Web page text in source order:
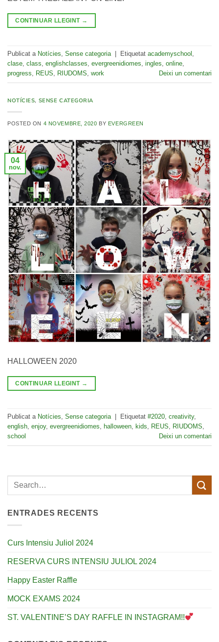
CONTINUAR LLEGINT →
Publicat a Notícies, Sense categoria Etiquetat academyschool ,
clase, class, englishclasses, evergreenidiomes, ingles, online,
progress, REUS, RIUDOMS, work Deixi un comentari
NOTÍCIES, SENSE CATEGORIA
POSTED ON 4 NOVEMBRE, 2020 BY EVERGREEN
04
nov.
HALLOWEEN 2020
CONTINUAR LLEGINT →
Publicat a Notícies, Sense categoria Etiquetat #2020, creativity,
english, enjoy, evergreenidiomes, halloween, kids, REUS, RIUDOMS,
school
Deixi un comentari
ENTRADES RECENTS
Curs Intensiu Juliol 2024
RESERVA CURS INTENSIU JULIOL 2024
Happy Easter Raffle
MOCK EXAMS 2024
ST. VALENTINE’S DAY RAFFLE IN INSTAGRAM!!